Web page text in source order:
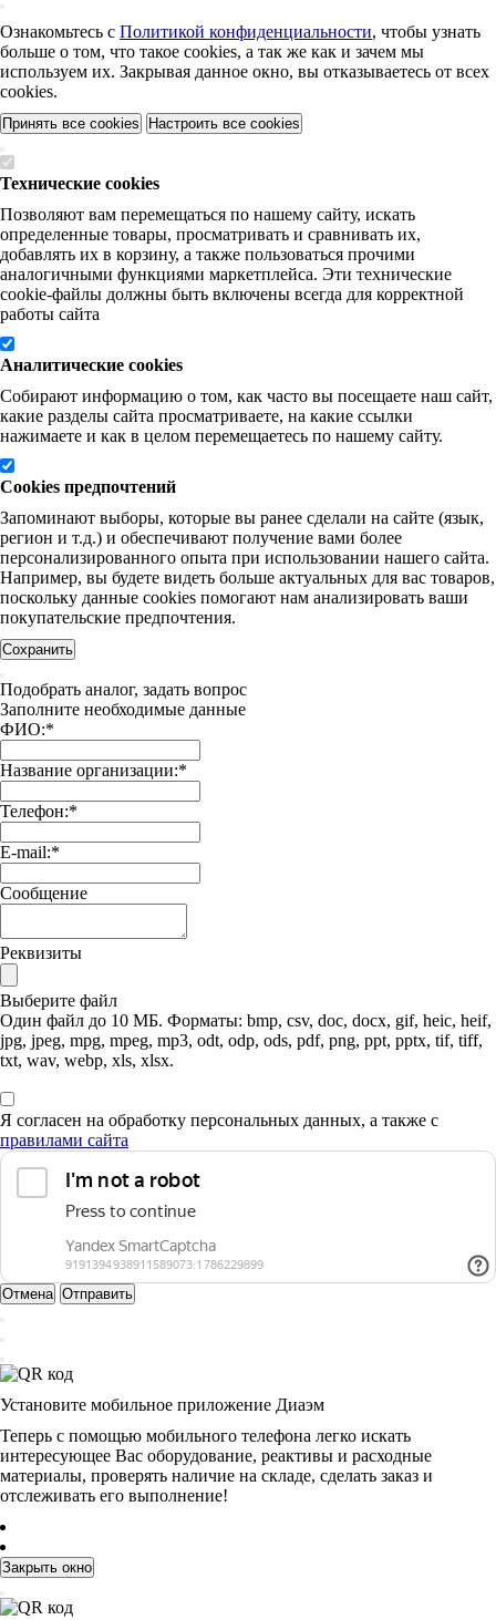
Ознакомьтесь с Политикой конфиденциальности, чтобы узнать
больше о том, что такое cookies, а так же как и зачем мы
используем их. Закрывая данное окно, вы отказываетесь от всех
cookies.
Принять все cookies Настроить все cookies
Технические cookies
Позволяют вам перемещаться по нашему сайту, искать
определенные товары, просматривать и сравнивать их,
добавлять их в корзину, а также пользоваться прочими
аналогичными функциями маркетплейса. Эти технические
cookie-файлы должны быть включены всегда для корректной
работы сайта
Аналитические cookies
Собирают информацию о том, как часто вы посещаете наш сайт,
какие разделы сайта просматриваете, на какие ссылки
нажимаете и как в целом перемещаетесь по нашему сайту.
Cookies предпочтений
Запоминают выборы, которые вы ранее сделали на сайте (язык,
регион и т.д.) и обеспечивают получение вами более
персонализированного опыта при использовании нашего сайта.
Например, вы будете видеть больше актуальных для вас товаров,
поскольку данные cookies помогают нам анализировать ваши
покупательские предпочтения.
Сохранить
Подобрать аналог, задать вопрос
Заполните необходимые данные
ФИО:*
Название организации:*
Телефон:*
E-mail:*
Сообщение
Реквизиты
Выберите файл
Один файл до 10 МБ. Форматы: bmp, csv, doc, docx, gif, heic, heif,
jpg, jpeg, mpg, mpeg, mp3, odt, odp, ods, pdf, png, ppt, pptx, tif, tiff,
txt, wav, webp, xls, xlsx.
Я согласен на обработку персональных данных, а также с
правилами сайта
Отмена Отправить
Установите мобильное приложение Диаэм
Теперь с помощью мобильного телефона легко искать
интересующее Вас оборудование, реактивы и расходные
материалы, проверять наличие на складе, сделать заказ и
отслеживать его выполнение!
Закрыть окно